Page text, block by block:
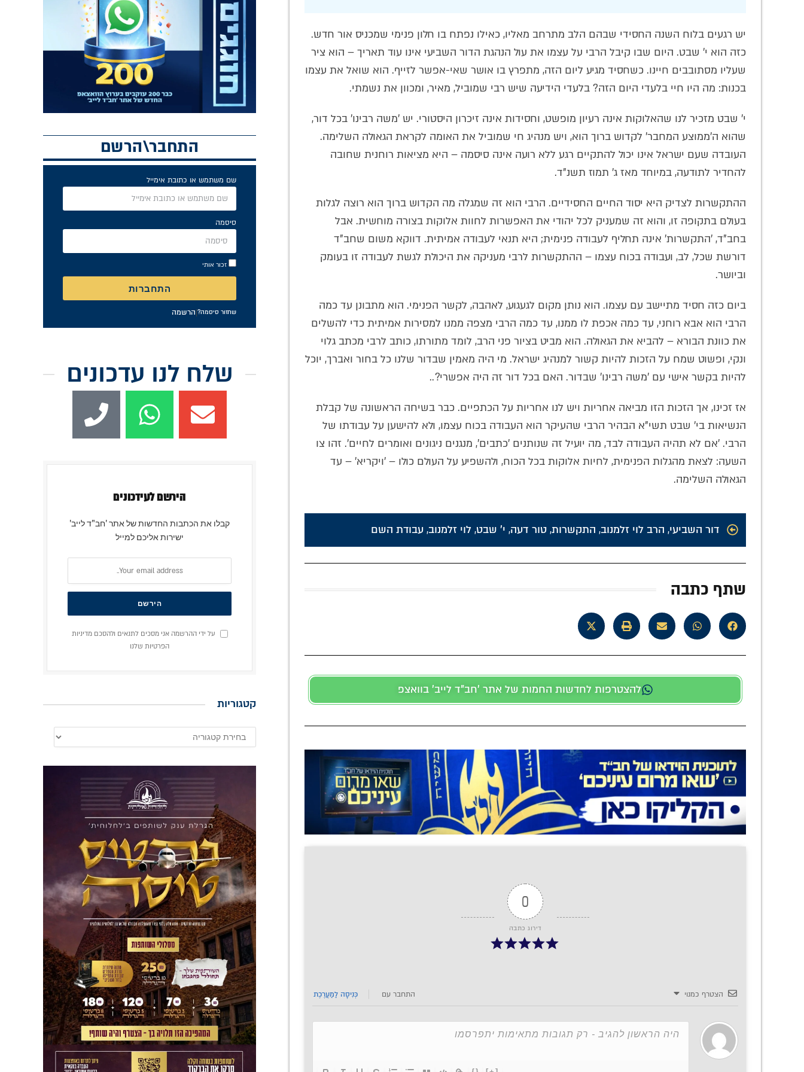
יש רגעים בלוח השנה החסידי שבהם הלב מתרחב מאליו, כאילו נפתח בו חלון פנימי שמכניס אור חדש.
כזה הוא י' שבט. היום שבו קיבל הרבי על עצמו את עול הנהגת הדור השביעי אינו עוד תאריך – הוא ציר
שעליו מסתובבים חיינו. כשחסיד מגיע ליום הזה, מתפרץ בו אושר שאי-אפשר לזייף. הוא שואל את עצמו
בכנות: מה היו חיי בלעדי היום הזה? בלעדי הידיעה שיש רבי שמוביל, מאיר, ומכוון את נשמתי.
י' שבט מזכיר לנו שהאלוקות אינה רעיון מופשט, וחסידות אינה זיכרון היסטורי. יש 'משה רבינו' בכל דור,
שהוא ה'ממוצע המחבר' לקדוש ברוך הוא, ויש מנהיג חי שמוביל את האומה לקראת הגאולה השלימה.
העובדה שעם ישראל אינו יכול להתקיים רגע ללא רועה אינה סיסמה – היא מציאות רוחנית שחובה
להחדיר לתודעה, במיוחד מאז ג' תמוז תשנ"ד.
ההתקשרות לצדיק היא יסוד החיים החסידיים. הרבי הוא זה שמגלה מה הקדוש ברוך הוא רוצה לגלות
בעולם בתקופה זו, והוא זה שמעניק לכל יהודי את האפשרות לחוות אלוקות בצורה מוחשית. אבל
בחב"ד, 'התקשרות' אינה תחליף לעבודה פנימית; היא תנאי לעבודה אמיתית. דווקא משום שחב"ד
דורשת שכל, לב, ועבודה בכוח עצמו – ההתקשרות לרבי מעניקה את היכולת לגשת לעבודה זו בעומק
וביושר.
ביום כזה חסיד מתיישב עם עצמו. הוא נותן מקום לגעגוע, לאהבה, לקשר הפנימי. הוא מתבונן עד כמה
הרבי הוא אבא רוחני, עד כמה אכפת לו ממנו, עד כמה הרבי מצפה ממנו למסירות אמיתית כדי להשלים
את כוונת הבורא – להביא את הגאולה. הוא מביט בציור פני הרב, לומד מתורתו, כותב לרבי מכתב גלוי
ונקי, ופשוט שמח על הזכות להיות קשור למנהיג ישראל. מי היה מאמין שבדור שלנו כל בחור ואברך, יוכל
להיות בקשר אישי עם 'משה רבינו' שבדור. האם בכל דור זה היה אפשרי?..
אז זכינו, אך הזכות הזו מביאה אחריות ויש לנו אחריות על הכתפיים. כבר בשיחה הראשונה של קבלת
הנשיאות בי' שבט תשי"א הבהיר הרבי שהעיקר הוא העבודה בכוח עצמו, ולא להישען על עבודתו של
הרבי. 'אם לא תהיה העבודה לבד, מה יועיל זה שנותנים 'כתבים', מנגנים ניגונים ואומרים לחיים'. זהו צו
השעה: לצאת מהגלות הפנימית, לחיות אלוקות בכל הכוח, ולהשפיע על העולם כולו – 'ויקריא' – עד
הגאולה השלימה.
דור השביעי, הרב לוי זלמנוב, התקשרות, טור דעה, י' שבט, לוי זלמנוב, עבודת השם
שתף כתבה
להצטרפות לחדשות החמות של אתר 'חב"ד לייב' בוואצפ
0
דירוג כתבה
הצטרף כמנוי התחבר עם כְּנִיסָה לַמַעֲרֶכֶת
התחבר\הרשם
שם משתמש או כתובת אימייל
סיסמה
זכור אותי
התחברות
שחזור סיסמה?|הרשמה
שלח לנו עדכונים
הירשם לעידכונים
קבלו את הכתבות החדשות של אתר 'חב"ד לייב'
ישירות אליכם למייל
על ידי ההרשמה אני מסכים לתנאים ולהסכם מדיניות
הפרטיות שלנו
קטגוריות